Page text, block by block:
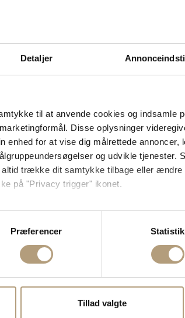
Detaljer
til at anvende cookies og indsamle
Disse oplysninger
enhed for at vise dig målrettede annoncer,
og udvikle tjenester.
trække dit samtykke tilbage eller ændre
på "Privacy trigger" ikonet.
om din placering, der kan være nøjagtig
på en scanning af dens unikke
Vores partnere kan kombinere disse
Præferencer Statistik
Tillad valgte